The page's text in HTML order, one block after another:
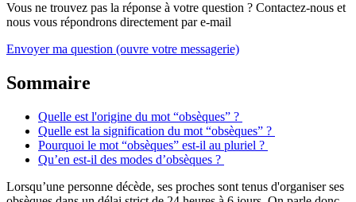
Vous ne trouvez pas la réponse à votre question ? Contactez-nous et
nous vous répondrons directement par e-mail
Envoyer ma question (ouvre votre messagerie)
Sommaire
Quelle est l'origine du mot “obsèques” ?
Quelle est la signification du mot “obsèques” ?
Pourquoi le mot “obsèques” est-il au pluriel ?
Qu’en est-il des modes d’obsèques ?
Lorsqu’une personne décède, ses proches sont tenus d'organiser ses